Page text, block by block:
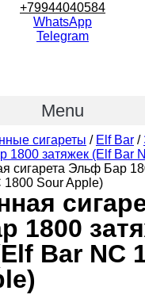
+79944040584
WhatsApp
Telegram
Menu
сигареты / Elf Bar /
1800 затяжек (Elf Bar
сигарета Эльф Бар
1800 Sour Apple)
1800
Bar NC